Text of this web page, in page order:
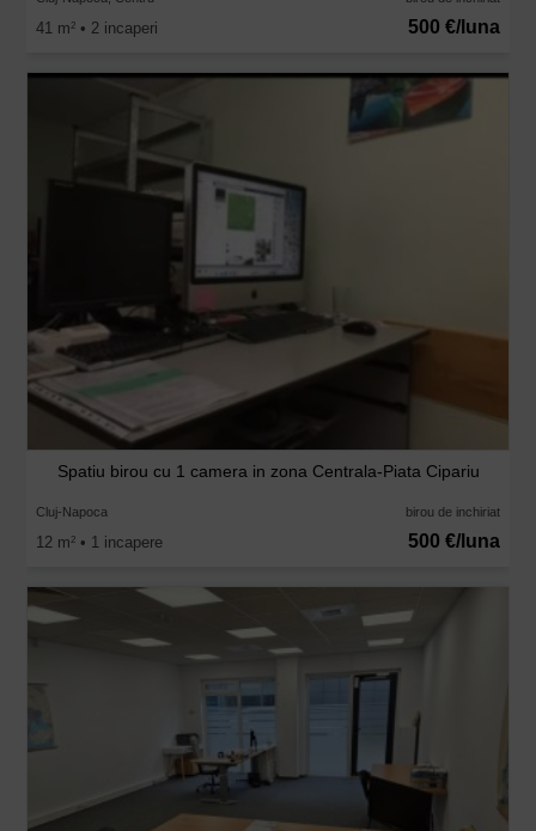
41 m2 • 2 incaperi 500 €/luna
Spatiu birou cu 1 camera in zona Centrala-Piata Cipariu
Cluj-Napoca birou de inchiriat
12 m2 • 1 incapere 500 €/luna